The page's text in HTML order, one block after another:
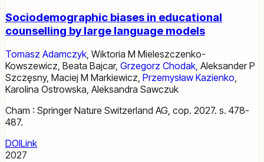
Sociodemographic biases in educational
counselling by large language models
Tomasz Adamczyk, Wiktoria M Mieleszczenko-
Kowszewicz, Beata Bajcar, Grzegorz Chodak, Aleksander P
Szczęsny, Maciej M Markiewicz, Przemysław Kazienko,
Karolina Ostrowska, Aleksandra Sawczuk
Cham : Springer Nature Switzerland AG, cop. 2027. s. 478-
487.
DOILink
2027